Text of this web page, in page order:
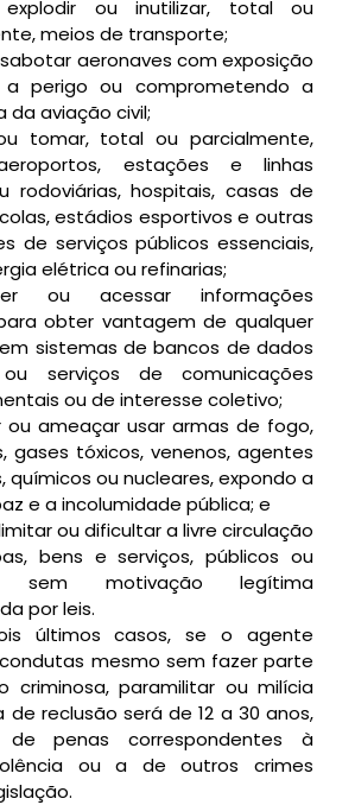
explodir ou inutilizar, total ou
meios de transporte;
aeronaves com exposição
perigo ou comprometendo a
da aviação civil;
tomar, total ou parcialmente,
estações e linhas
rodoviárias, hospitais, casas de
estádios esportivos e outras
de serviços públicos essenciais,
elétrica ou refinarias;
ou acessar informações
obter vantagem de qualquer
sistemas de bancos de dados
serviços de comunicações
ou de interesse coletivo;
ou ameaçar usar armas de fogo,
gases tóxicos, venenos, agentes
químicos ou nucleares, expondo a
e a incolumidade pública; e
ou dificultar a livre circulação
bens e serviços, públicos ou
sem motivação legítima
por leis.
últimos casos, se o agente
mesmo sem fazer parte
criminosa, paramilitar ou milícia
de reclusão será de 12 a 30 anos,
de penas correspondentes à
ou a de outros crimes